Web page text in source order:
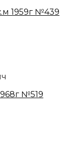
1959г №439
№519